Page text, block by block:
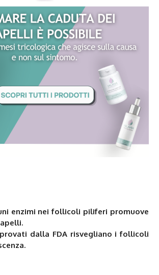
enzimi nei follicoli piliferi promuove
dalla FDA risvegliano i follicoli